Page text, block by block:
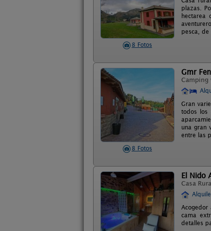
8 Fotos
plazas.
hectarea
pesca, de
8 Fotos
Gmr
Camping
Gran
todos los
una gran
entre las
El Nido
Casa
Acogedor
cama
detalles